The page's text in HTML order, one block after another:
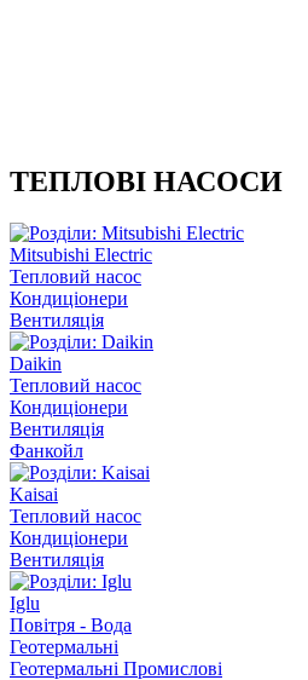
ТЕПЛОВІ НАСОСИ
Mitsubishi Electric
Тепловий насос
Кондиціонери
Вентиляція
Daikin
Тепловий насос
Кондиціонери
Вентиляція
Фанкойл
Kaisai
Тепловий насос
Кондиціонери
Вентиляція
Iglu
Повітря - Вода
Геотермальні
Геотермальні Промислові